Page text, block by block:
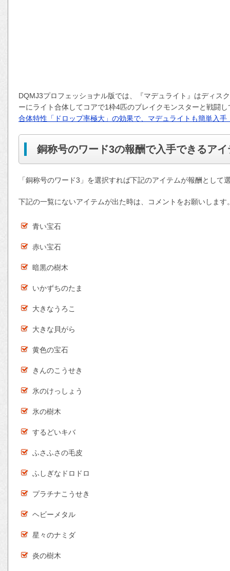
DQMJ3プロフェッショナル版では、『マデュライト』はディス
ーにライト合体してコアで1枠4匹のブレイクモンスターと戦闘
合体特性「ドロップ率極大」の効果で、マデュライトも簡単入手
銅称号のワード3の報酬で入手できるアイ
「銅称号のワード3」を選択すれば下記のアイテムが報酬として
下記の一覧にないアイテムが出た時は、コメントをお願いします
青い宝石
赤い宝石
暗黒の樹木
いかずちのたま
大きなうろこ
大きな貝がら
黄色の宝石
きんのこうせき
氷のけっしょう
氷の樹木
するどいキバ
ふさふさの毛皮
ふしぎなドロドロ
プラチナこうせき
ヘビーメタル
星々のナミダ
炎の樹木